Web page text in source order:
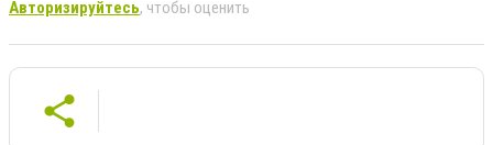
Авторизируйтесь, чтобы оценить